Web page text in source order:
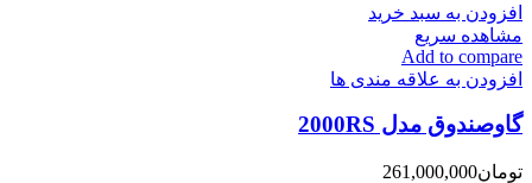
افزودن به سبد خرید
مشاهده سریع
Add to compare
افزودن به علاقه مندی ها
گاوصندوق مدل 2000RS
تومان261,000,000